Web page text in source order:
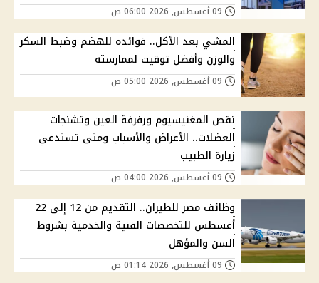
المشي بعد الأكل.. فوائده للهضم وضبط السكر
والوزن وأفضل توقيت لممارسته
نقص المغنيسيوم ورفرفة العين وتشنجات
العضلات.. الأعراض والأسباب ومتى تستدعي
زيارة الطبيب
وظائف مصر للطيران.. التقديم من 12 إلى 22
أغسطس للتخصصات الفنية والخدمية بشروط
السن والمؤهل